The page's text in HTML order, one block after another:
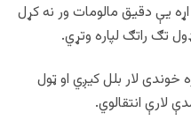
یې دقیق مالومات ور نه کړل
تګ راتګ لپاره وتړي.
خوندی لار بلل کیږي او ټول
لارې انتقالوي.